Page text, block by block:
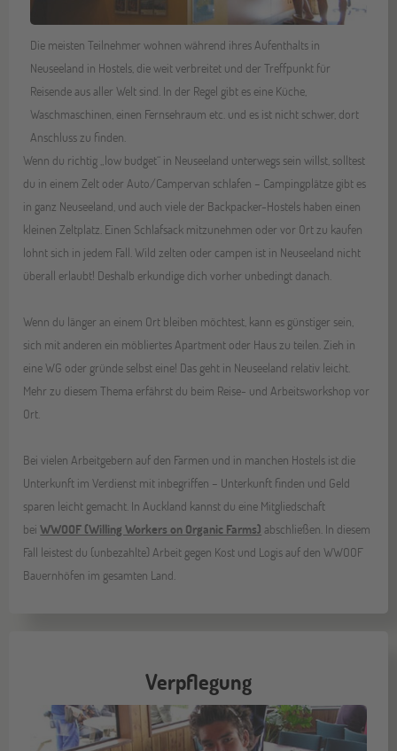
Die meisten Teilnehmer wohnen während ihres Aufenthalts in
Neuseeland in Hostels, die weit verbreitet und der Treffpunkt für
Reisende aus aller Welt sind. In der Regel gibt es eine Küche,
Waschmaschinen, einen Fernsehraum etc. und es ist nicht schwer, dort
Anschluss zu finden.
Wenn du richtig „low budget“ in Neuseeland unterwegs sein willst, solltest
du in einem Zelt oder Auto/Campervan schlafen – Campingplätze gibt es
in ganz Neuseeland, und auch viele der Backpacker-Hostels haben einen
kleinen Zeltplatz. Einen Schlafsack mitzunehmen oder vor Ort zu kaufen
lohnt sich in jedem Fall. Wild zelten oder campen ist in Neuseeland nicht
überall erlaubt! Deshalb erkundige dich vorher unbedingt danach.
Wenn du länger an einem Ort bleiben möchtest, kann es günstiger sein,
sich mit anderen ein möbliertes Apartment oder Haus zu teilen. Zieh in
eine WG oder gründe selbst eine! Das geht in Neuseeland relativ leicht.
Mehr zu diesem Thema erfährst du beim Reise- und Arbeitsworkshop vor
Ort.
Bei vielen Arbeitgebern auf den Farmen und in manchen Hostels ist die
Unterkunft im Verdienst mit inbegriffen – Unterkunft finden und Geld
sparen leicht gemacht. In Auckland kannst du eine Mitgliedschaft
beiWWOOF (Willing Workers on Organic Farms) abschließen. In diesem
Fall leistest du (unbezahlte) Arbeit gegen Kost und Logis auf den WWOOF
Bauernhöfen im gesamten Land.
Verpflegung